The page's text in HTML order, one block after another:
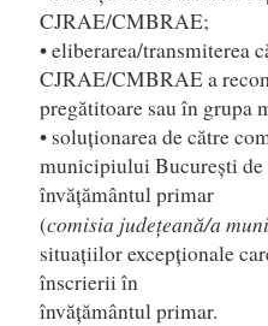
CJRAE/CMBRAE;
• eliberarea/transmiterea
CJRAE/CMBRAE a
pregătitoare sau în grupa
• soluționarea de către
municipiului București
învățământul primar
(comisia județeană/a
situațiilor excepționale
înscrierii în
învățământul primar.